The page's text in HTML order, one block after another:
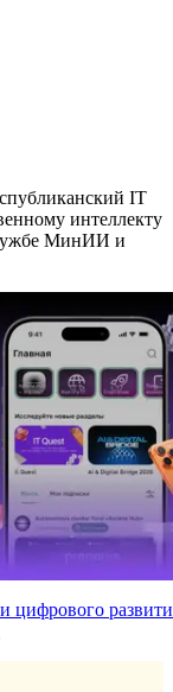
IT
интеллекту
МинИИ и